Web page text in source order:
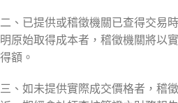
二、已提供或稽徵機關已查得交易
明原始取得成本者，稽徵機關將以
得額。
三、如未提供實際成交價格者，稽